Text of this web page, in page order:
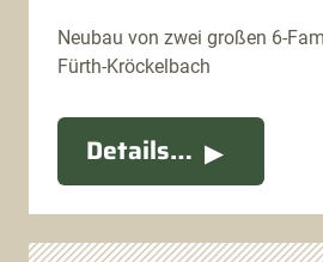
Neubau von zwei großen 6-
Fürth-Kröckelbach
Details…